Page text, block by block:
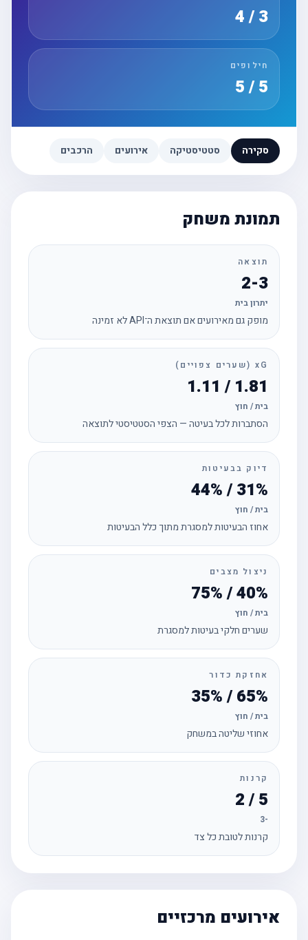
3 / 4
חילופים
סקירה סטטיסטיקה אירועים הרכבים
תמונת משחק
תוצאה
2-3
יתרון בית
מופק גם מאירועים אם תוצאת ה־API לא זמינה
xG (שערים צפויים)
1.81 / 1.11
בית / חוץ
הסתברות לכל בעיטה — הצפי הסטטיסטי לתוצאה
דיוק בבעיטות
31% / 44%
בית / חוץ
אחוז הבעיטות למסגרת מתוך כלל הבעיטות
ניצול מצבים
40% / 75%
בית / חוץ
שערים חלקי בעיטות למסגרת
אחזקת כדור
65% / 35%
בית / חוץ
אחוזי שליטה במשחק
קרנות
קרנות לטובת כל צד
אירועים מרכזיים